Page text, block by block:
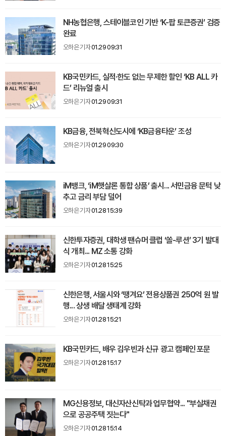
NH농협은행, 스테이블코인 기반 ‘K-팝 토큰증권’ 검증
완료
오하은 기자01.29 09:31
KB국민카드, 실적·한도 없는 무제한 할인 ‘KB ALL 카
드’ 리뉴얼 출시
오하은 기자01.29 09:31
KB금융, 전북혁신도시에 ‘KB금융타운’ 조성
오하은 기자01.29 09:30
iM뱅크, ‘iM햇살론 통합 상품’ 출시... 서민금융 문턱 낮
추고 금리 부담 덜어
오하은 기자01.28 15:39
신한투자증권, 대학생 팬슈머 클럽 ‘쏠-루션’ 3기 발대
식 개최... MZ 소통 강화
오하은 기자01.28 15:25
신한은행, 서울시와 ‘땡겨요’ 전용상품권 250억 원 발
행... 상생 배달 생태계 강화
오하은 기자01.28 15:21
KB국민카드, 배우 김우빈과 신규 광고 캠페인 포문
오하은 기자01.28 15:17
MG신용정보, 대신자산신탁과 업무협약... "부실채권
으로 공공주택 짓는다"
오하은 기자01.28 15:14